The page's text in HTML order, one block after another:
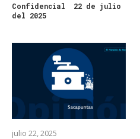
Confidencial 22 de julio
del 2025
julio 22, 2025